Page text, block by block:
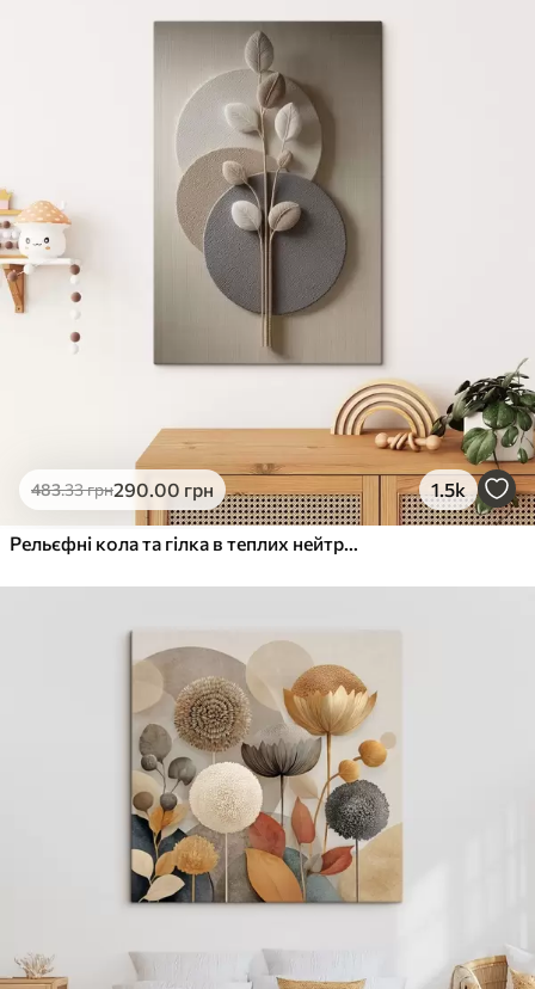
Яскраві, насичені кольори
Стійкість до вицвітання
Безпечне чорнило без запаху
Поверхня з текстурою полотна
Екологічний матеріал
Преміум
Від363
Яскраві, насичені кольори
Стійкість до вицвітання
Безпечне чорнило без запаху
Поверхня з текстурою полотна
Еко-Преміум
.00грн
✓Яскраві, насичені кольори
Поверхня з текстурою полотна
Екологічний матеріал
483.33грн290.00 грн 1.5k
Рельєфні кола та гілка в теплих нейтральних тонах